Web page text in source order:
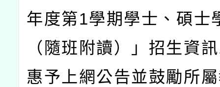
年度第1學期學士、碩士
（隨班附讀）」招生資訊
惠予上網公告並鼓勵所